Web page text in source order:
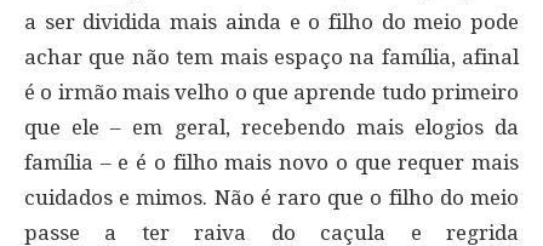
a ser dividida mais ainda e o filho do meio pode
achar que não tem mais espaço na família, afinal
é o irmão mais velho o que aprende tudo primeiro
que ele – em geral, recebendo mais elogios da
família – e é o filho mais novo o que requer mais
cuidados e mimos. Não é raro que o filho do meio
passe a ter raiva do caçula e regrida